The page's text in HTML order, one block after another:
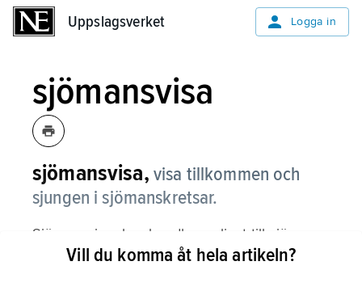
Uppslagsverket Logga in
sjömansvisa
sjömansvisa, visa tillkommen och
sjungen i sjömanskretsar.
Sjömansvisor kan handla om livet till sjöss, om
avsked till kärestan eller skildra en viss seglats
Vill du komma åt hela artikeln?